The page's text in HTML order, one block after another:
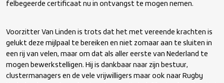
felbegeerde certificaat nu in ontvangst te mogen nemen.
Voorzitter Van Linden is trots dat het met vereende krachten is
gelukt deze mijlpaal te bereiken en niet zomaar aan te sluiten in
een rij van velen, maar om dat als aller eerste van Nederland te
mogen bewerkstelligen. Hij is dankbaar naar zijn bestuur,
clustermanagers en de vele vrijwilligers maar ook naar Rugby